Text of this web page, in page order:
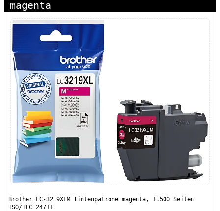
magenta
Brother LC-3219XLM Tintenpatrone magenta, 1.500 Seiten
ISO/IEC 24711